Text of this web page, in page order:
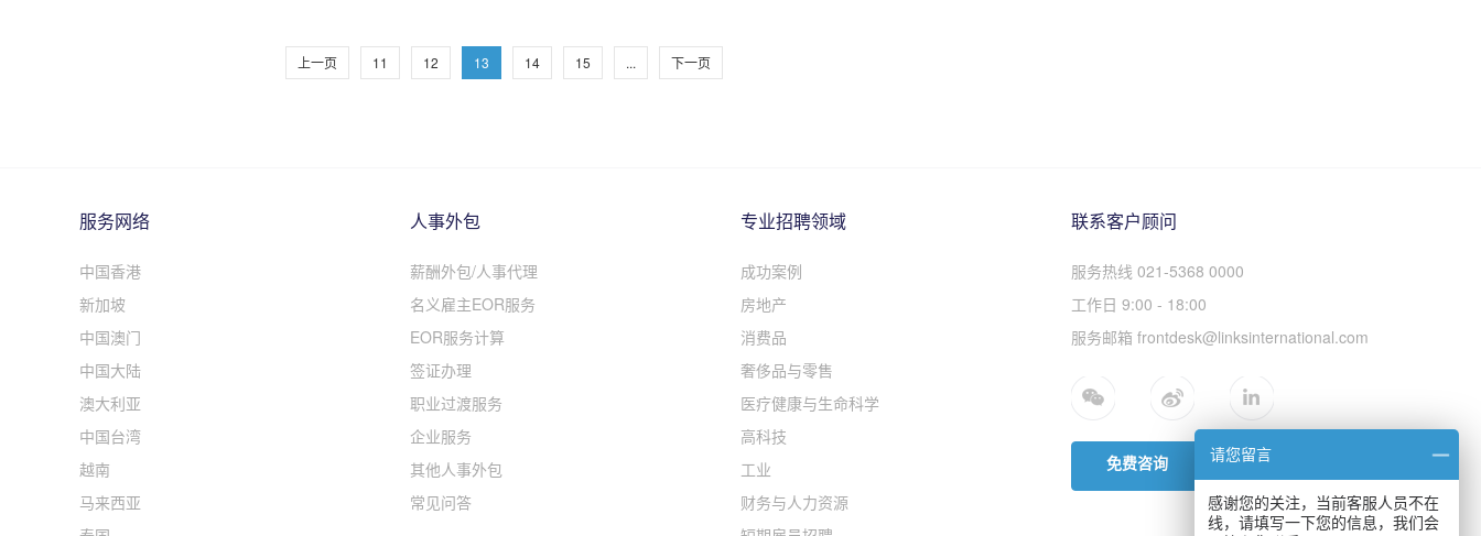
上一页 11 12 13 14 15 ... 下一页
服务网络
中国香港
新加坡
中国澳门
中国大陆
澳大利亚
中国台湾
越南
马来西亚
人事外包
薪酬外包/人事代理
名义雇主EOR服务
EOR服务计算
签证办理
职业过渡服务
企业服务
其他人事外包
常见问答
专业招聘领域
成功案例
房地产
消费品
奢侈品与零售
医疗健康与生命科学
高科技
工业
财务与人力资源
联系客户顾问
服务热线 021-5368 0000
工作日 9:00 - 18:00
服务邮箱 frontdesk@linksinternational.com
免费咨询
请您留言
感谢您的关注，当前客服人员不在
线，请填写一下您的信息，我们会